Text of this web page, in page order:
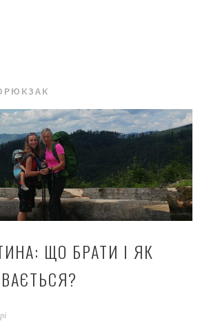
ЩО БРАТИ І ЯК